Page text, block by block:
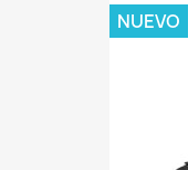
NUEVO